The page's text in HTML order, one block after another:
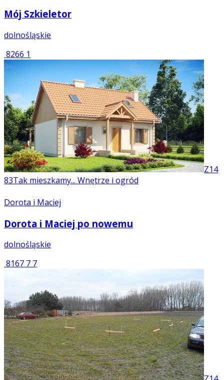
Mój Szkieletor
dolnośląskie
8266 1
Z14
83Tak mieszkamy... Wnętrze i ogród
Dorota i Maciej
Dorota i Maciej po nowemu
dolnośląskie
8167 7 7